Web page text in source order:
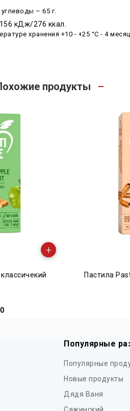
– 65 г.
кДж/276 ккал.
хранения +10 - +25 °C - 4
продукты
Пастила Pasti Lite
Популярные
Популярные
Новые продукты
Дядя Ваня